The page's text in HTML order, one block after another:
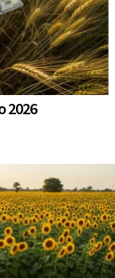
2026